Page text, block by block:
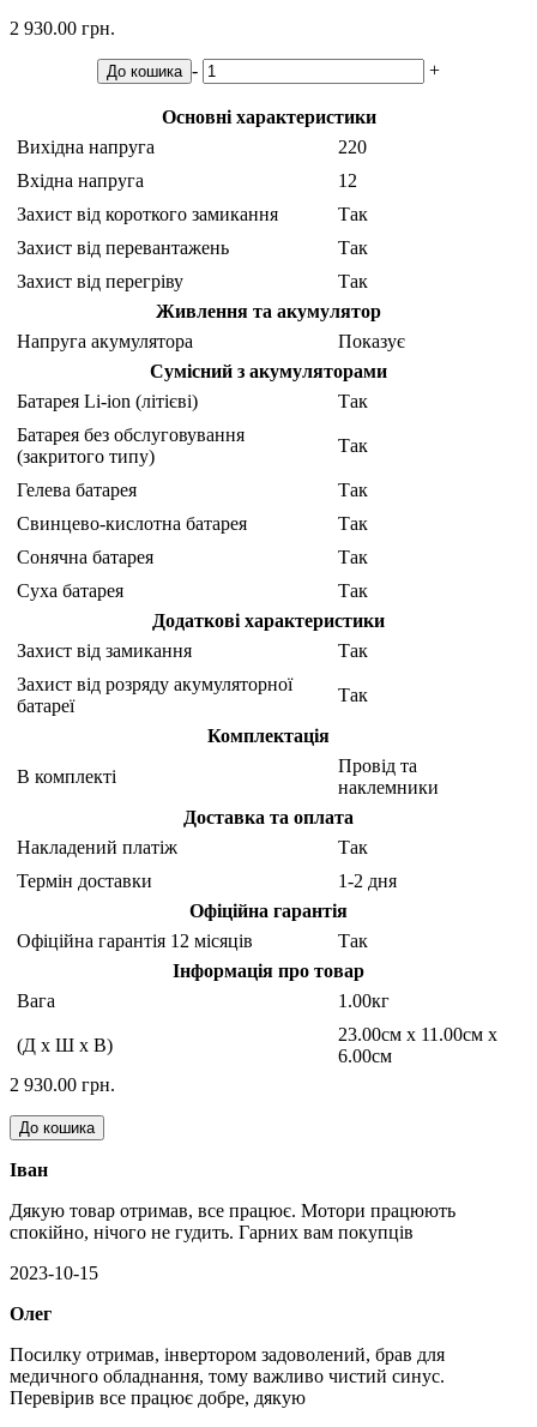
2 930.00 грн.
До кошика - +
Основні характеристики
Вихідна напруга
220
Вхідна напруга
12
Захист від короткого замикання
Так
Захист від перевантажень
Так
Захист від перегріву
Так
Живлення та акумулятор
Напруга акумулятора
Показує
Сумісний з акумуляторами
Батарея Li-ion (літієві)
Так
Батарея без обслуговування
(закритого типу)
Так
Гелева батарея
Так
Свинцево-кислотна батарея
Так
Сонячна батарея
Так
Суха батарея
Так
Додаткові характеристики
Захист від замикання
Так
Захист від розряду акумуляторної
батареї
Так
Комплектація
В комплекті
Провід та
наклемники
Доставка та оплата
Накладений платіж
Так
Термін доставки
1-2 дня
Офіційна гарантія
Офіційна гарантія 12 місяців
Так
Інформація про товар
Вага
1.00кг
(Д x Ш x В)
23.00см x 11.00см x
6.00см
2 930.00 грн.
До кошика
Іван
Дякую товар отримав, все працює. Мотори працюють
спокійно, нічого не гудить. Гарних вам покупців
2023-10-15
Олег
Посилку отримав, інвертором задоволений, брав для
медичного обладнання, тому важливо чистий синус.
Перевірив все працює добре, дякую